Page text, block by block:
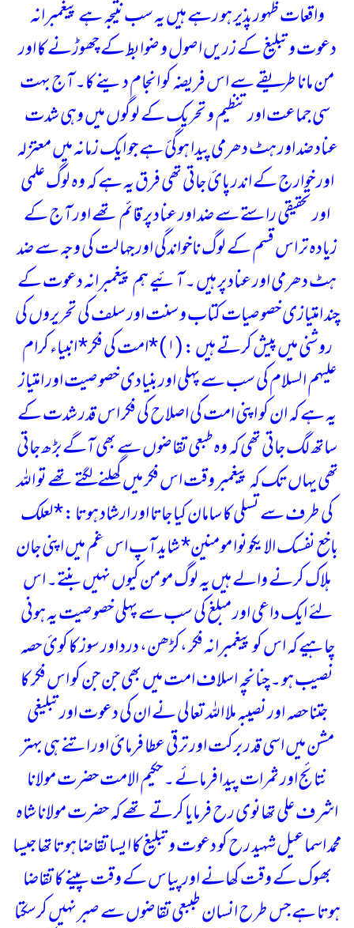
واقعات ظہور پذیر ہو رہے ہیں یہ سب نتیجہ ہے پیغمبرانہ
دعوت و تبلیغ کے زریں اصول و ضوابط کے چھوڑنے کا اور
من مانا طریقے سے اس فریضہ کو انجام دینے کا۔آج بہت
سی جماعت اور تنظیم و تحریک کے لوگوں میں وہی شدت
عناد ضد اور ہٹ دھرمی پیدا ہوگئ ہے جو ایک زمانہ میں معتزلہ
اور خوارج کے اندر پائ جاتی تھی فرق یہ ہے کہ وہ لوگ علمی
اور تحقیقی راستے سے ضد اور عناد پر قائم تھے اور آج کے
زیادہ تر اس قسم کے لوگ ناخواندگی اور جہالت کی وجہ سے ضد
ہٹ دھرمی اور عناد پر ہیں ۔آئیے ہم پیغمبرانہ دعوت کے
چند امتیازی خصوصیات کتاب و سنت اور سلف کی تحریروں کی
روشنی میں پیش کرتے ہیں :(۱ ) *امت کی فکر*
انبیاء کرام
علیہم السلام کی سب سے پہلی اور بنیادی خصوصیت اور امتیاز
یہ ہے کہ ان کو اپنی امت کی اصلاح کی فکر اس قدر شدت کے
ساتھ لگ جاتی تھی کہ وہ طبعی تقاضوں سے بھی آگے بڑھ جاتی
تھی یہاں تک کہ پیغمبر وقت اس فکر میں گھلنے لگتے تھے تو اللہ
کی طرف سے تسلی کا سامان کیا جاتا اور ارشاد ہوتا :*لعلک
باخع نفسک الا یکونوا مومنین*شاید آپ اس غم میں اپنی جان
ہلاک کرنے والے ہیں یہ لوگ مومن کیوں نہیں بنتے۔اس
لئے ایک داعی اور مبلغ کی سب سے پہلی خصوصیت یہ ہونی
چاہیے کہ اس کو پیغمبرانہ فکر ،کڑھن، درد اور سوز کا کوئ حصہ
نصیب ہو ۔ چنانچہ اسلاف امت میں بھی جن جن کو اس فکر کا
جتنا حصہ اور نصیبہ ملا اللہ تعالی نے ان کی دعوت اور تبلیغی
مشن میں اسی قدر برکت اور ترقی عطا فرمائ اور اتنے ہی بہتر
نتائج اور ثمرات پیدا فرمائے ۔ حکیم الامت حضرت مولانا
اشرف علی تھانوی رح فرمایا کرتے تھے کہ حضرت مولانا شاہ
محمد اسماعیل شہید رح کو دعوت و تبلیغ کا ایسا تقاضا ہوتا تھا جیسا
بھوک کے وقت کھانے اور پیاس کے وقت پینے کا تقاضا
ہوتا ہے جس طرح انسان طببعی تقاضوں سے صبر نہیں کرسکتا